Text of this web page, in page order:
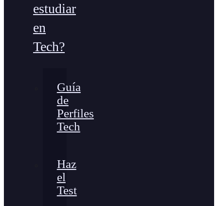
estudiar
en
Tech?
Guía
de
Perfiles
Tech
Haz
el
Test